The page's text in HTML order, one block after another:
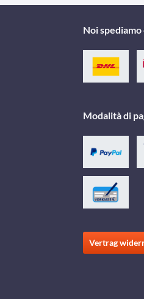
Noi spediamo
Modalità di
Vertrag